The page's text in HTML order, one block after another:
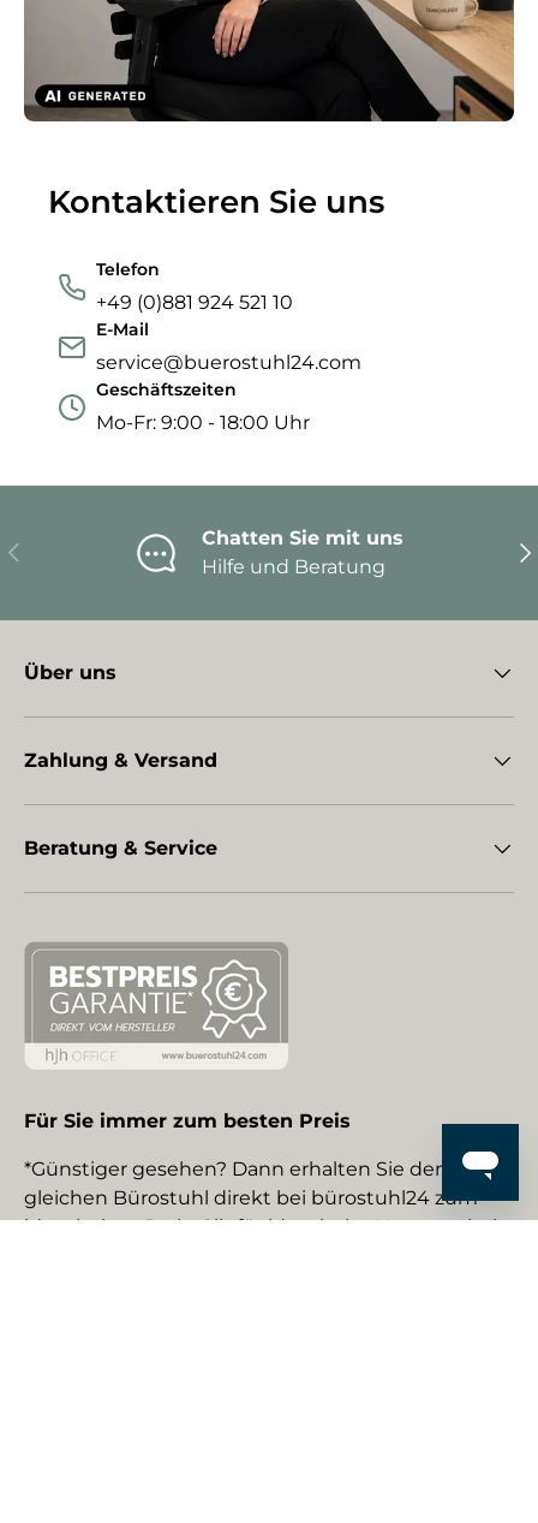
Kontaktieren Sie uns
Telefon
+49 (0)881 924 521 10
E-Mail
service@buerostuhl24.com
Geschäftszeiten
Mo-Fr: 9:00 - 18:00 Uhr
Vorherige
Chatten Sie mit uns
Hilfe und Beratung
Über uns
Zahlung & Versand
Beratung & Service
Für Sie immer zum besten Preis
*Günstiger gesehen? Dann erhalten Sie den
gleichen Bürostuhl direkt bei bürostuhl24 zum
identischen Preis. Gilt für identische Neuware bei